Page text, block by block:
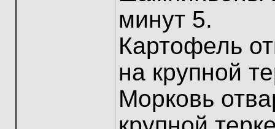
минут 5.
Картофель
на крупной
Морковь